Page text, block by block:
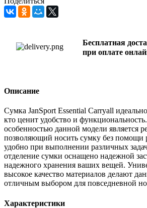
Бесплатная
при оплате
Описание
Сумка JanSport Essential Carryall
кто ценит удобство и
особенностью данной модели является
позволяющий носить сумку без помощи
удобно при выполнении различных
отделение сумки оснащено надежной
надежного хранения ваших вещей.
высокое качество материалов делают
отличным выбором для повседневной
Характеристики